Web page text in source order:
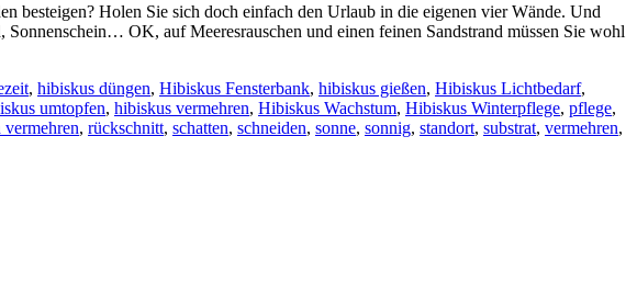
besteigen? Holen Sie sich doch einfach den Urlaub in die eigenen vier Wände. Und
OK, auf Meeresrauschen und einen feinen Sandstrand müssen Sie wohl
, hibiskus düngen, Hibiskus Fensterbank, hibiskus gießen, Hibiskus Lichtbedarf,
umtopfen, hibiskus vermehren, Hibiskus Wachstum, Hibiskus Winterpflege, pflege,
vermehren, rückschnitt, schatten, schneiden, sonne, sonnig, standort, substrat, vermehren,